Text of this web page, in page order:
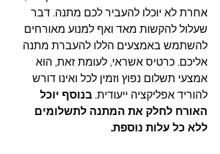
אחרת לא יוכלו להעביר לכם מתנה. דבר
שעלול להקשות מאד ואף למנוע מאורחים
להשתמש באמצעים הללו להעברת מתנה
אליכם. כרטיס אשראי, לעומת זאת, הוא
אמצעי תשלום נפוץ וזמין לכל ואינו דורש
להוריד אפליקציה ייעודית. בנוסף יוכל
האורח לחלק את המתנה לתשלומים
ללא כל עלות נוספת.